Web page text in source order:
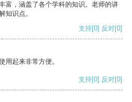
富，涵盖了各个学科的知识。老师的讲
知识点。
支持[0] 反对[0]
用起来非常方便。
支持[0] 反对[0]